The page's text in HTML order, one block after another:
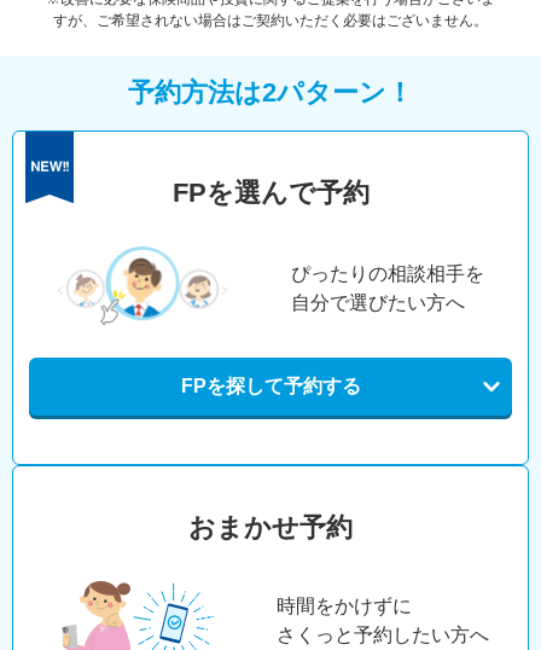
すが、ご希望されない場合はご契約いただく必要はございません。
予約方法は2パターン！
FPを選んで予約
ぴったりの相談相手を
自分で選びたい方へ
FPを探して予約する
おまかせ予約
時間をかけずに
さくっと予約したい方へ